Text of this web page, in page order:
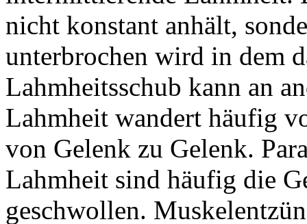
nicht konstant anhält,
unterbrochen wird in dem
Lahmheitsschub kann an
Lahmheit wandert häufig
von Gelenk zu Gelenk.
Lahmheit sind häufig die
geschwollen.